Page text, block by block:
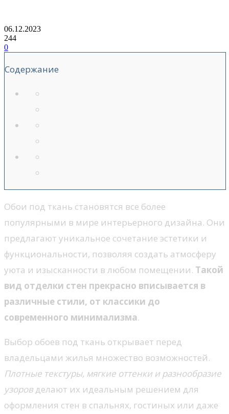
06.12.2023
244
0
Содержание
Обои под ткань становятся все более
популярными в мире интерьерного дизайна. Они
предлагают уникальное сочетание эстетики и
функциональности, позволяя создать атмосферу
уюта и изысканности в любом помещении. Такой
вид отделки стен прекрасно вписывается в
различные стили, от классики до
современного минимализма.
Выбор обоев под ткань открывает перед
владельцами жилья множество возможностей.
Плотные текстуры, мягкие оттенки и разнообразие
узоров делают их идеальным решением для
оформления стен в спальнях, гостиных или даже